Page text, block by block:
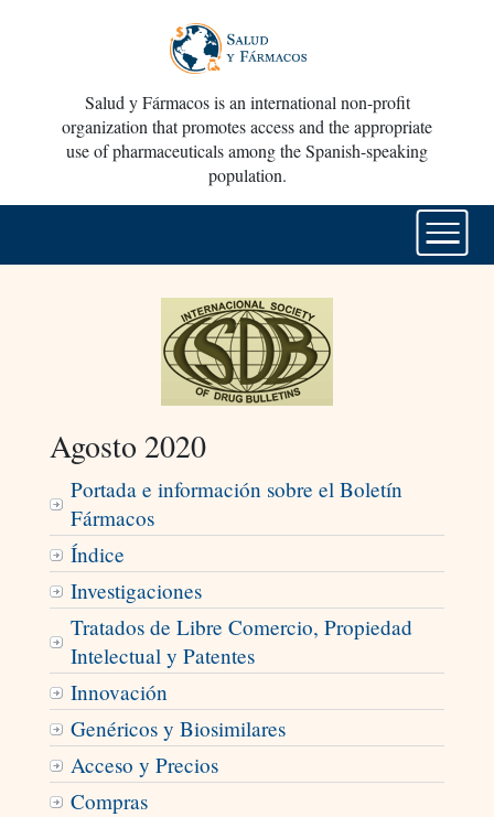
Salud y Fármacos is an international non-profit
organization that promotes access and the appropriate
use of pharmaceuticals among the Spanish-speaking
population.
Agosto 2020
Portada e información sobre el Boletín
Fármacos
Índice
Investigaciones
Tratados de Libre Comercio, Propiedad
Intelectual y Patentes
Innovación
Genéricos y Biosimilares
Acceso y Precios
Compras